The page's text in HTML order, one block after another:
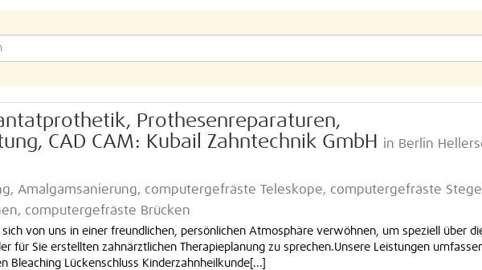
Prothesenreparaturen,
CAD CAM: Kubail Zahntechnik GmbH
in Berlin
Amalgamsanierung, computergefräste Teleskope, computergefräste
computergefräste Brücken
sich von uns in einer freundlichen, persönlichen Atmosphäre verwöhnen, um speziell über
für Sie erstellten zahnärztlichen Therapieplanung zu sprechen.Unsere Leistungen
Bleaching Lückenschluss Kinderzahnheilkunde[...]